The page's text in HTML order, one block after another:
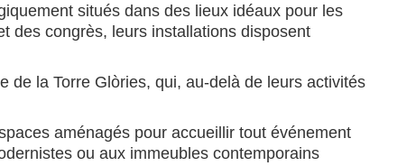
situés dans des lieux idéaux pour les
des congrès, leurs installations disposent
de la Torre Glòries, qui, au-delà de leurs activités
aménagés pour accueillir tout événement
ou aux immeubles contemporains